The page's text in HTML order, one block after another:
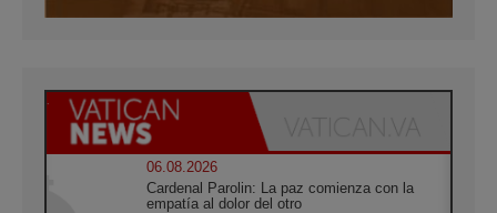
06.08.2026
Cardenal Parolin: La paz comienza con la
empatía al dolor del otro